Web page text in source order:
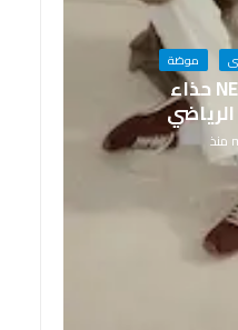
موضة
تُطلق NEOUS حذاء